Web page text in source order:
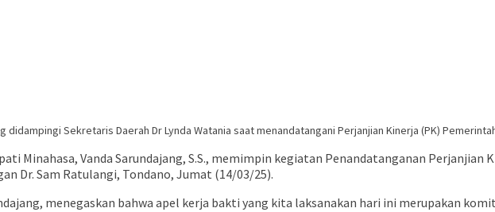
didampingi Sekretaris Daerah Dr Lynda Watania saat menandatangani Perjanjian Kinerja (PK)
Minahasa, Vanda Sarundajang, S.S., memimpin kegiatan Penandatanganan
Dr. Sam Ratulangi, Tondano, Jumat (14/03/25).
menegaskan bahwa apel kerja bakti yang kita laksanakan hari ini merupakan